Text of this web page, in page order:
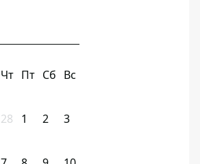
Чт Пт Сб Вс
28 1 2 3